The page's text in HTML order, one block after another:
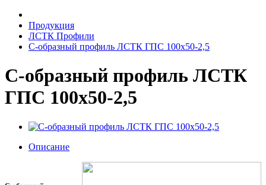
Продукция
ЛСТК Профили
С-образный профиль ЛСТК ГПС 100x50-2,5
С-образный профиль ЛСТК
ГПС 100x50-2,5
Описание